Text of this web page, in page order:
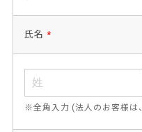
氏名 *
※全角入力 (法人のお客様は